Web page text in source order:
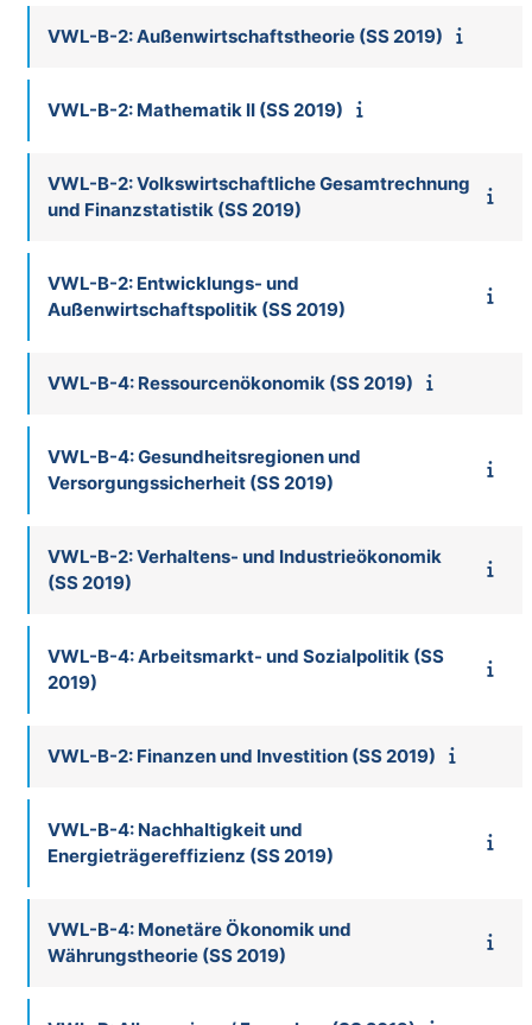
VWL-B-2: Außenwirtschaftstheorie (SS 2019)
VWL-B-2: Mathematik II (SS 2019)
VWL-B-2: Volkswirtschaftliche Gesamtrechnung
und Finanzstatistik (SS 2019)
VWL-B-2: Entwicklungs- und
Außenwirtschaftspolitik (SS 2019)
VWL-B-4: Ressourcenökonomik (SS 2019)
VWL-B-4: Gesundheitsregionen und
Versorgungssicherheit (SS 2019)
VWL-B-2: Verhaltens- und Industrieökonomik
(SS 2019)
VWL-B-4: Arbeitsmarkt- und Sozialpolitik (SS
2019)
VWL-B-2: Finanzen und Investition (SS 2019)
VWL-B-4: Nachhaltigkeit und
Energieträgereffizienz (SS 2019)
VWL-B-4: Monetäre Ökonomik und
Währungstheorie (SS 2019)